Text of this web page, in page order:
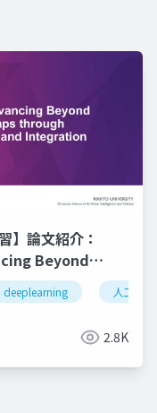
vlm
optimizer llm
】論文紹介：
Beyond
Integration
deeplearning 人工知能
2.8K